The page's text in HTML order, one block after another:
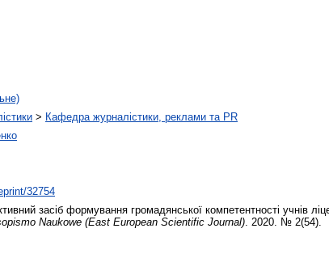
> Кафедра журналістики, реклами та PR
32754
засіб формування громадянської компетентності учнів
Naukowe (East European Scientific Journal). 2020. № 2(54).